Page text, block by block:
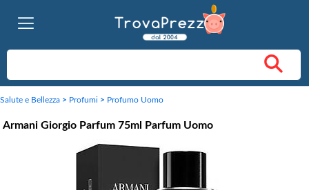
Salute e Bellezza > Profumi > Profumo Uomo
Armani Giorgio Parfum 75ml Parfum Uomo